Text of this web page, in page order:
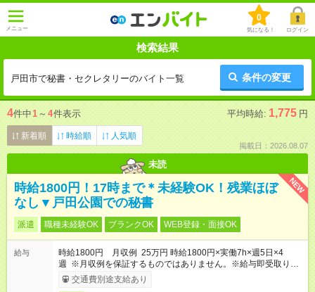
メニュー
0
気になる！ ログイン
検索結果
戸田市で秘書・セクレタリーのバイト一覧 条件の変更
4件中1 ～ 4件表示 平均時給: 1,775 円
新着順 時給順 人気順
掲載日：2026.08.07
未読
NEW
時給1800円！17時まで＊未経験OK！残業ほぼ
なし▼戸田公園での秘書
派遣 職種未経験OK ブランクOK WEB登録・面接OK
給与
時給1800円 月収例 25万円 時給1800円×実働7h×週5日×4
週 ※月収例を保証するものではありません。※給与即受取りサ
ービス利用可（利用条件有）
交通費別途支給あり